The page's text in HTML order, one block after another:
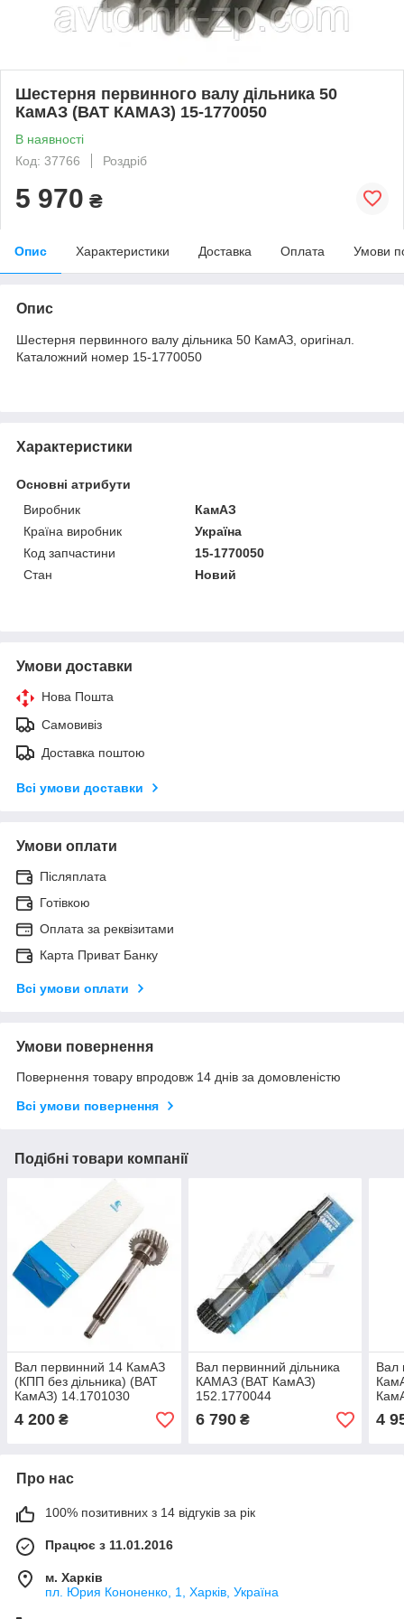
Шестерня первинного валу дільника 50
КамАЗ (ВАТ КАМАЗ) 15-1770050
В наявності
Код: 37766
Роздріб
5 970 ₴
Опис Характеристики Доставка Оплата Умови
Опис
Шестерня первинного валу дільника 50 КамАЗ, оригінал.
Каталожний номер 15-1770050
Характеристики
Основні атрибути
Виробник
КамАЗ
Країна виробник
Україна
Код запчастини
15-1770050
Стан
Новий
Умови доставки
Нова Пошта
Самовивіз
Доставка поштою
Всі умови доставки
Умови оплати
Післяплата
Готівкою
Оплата за реквізитами
Карта Приват Банку
Всі умови оплати
Умови повернення
Повернення товару впродовж 14 днів за домовленістю
Всі умови повернення
Подібні товари компанії
Вал первинний 14 КамАЗ
(КПП без дільника) (ВАТ
КамАЗ) 14.1701030
4 200 ₴
Вал первинний дільника
КАМАЗ (ВАТ КамАЗ)
152.1770044
6 790₴
Вал
4
Про нас
100% позитивних з 14 відгуків за рік
Працює з 11.01.2016
м. Харків
пл. Юрия Кононенко, 1, Харків, Україна